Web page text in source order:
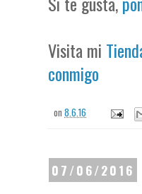
Visita mi
conmigo
on8.6.16
07/06/2016